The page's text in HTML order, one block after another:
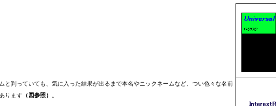
判っていても、気に入った結果が出るまで本名やニックネームなど、つい色々な名前
ります （図参照） 。